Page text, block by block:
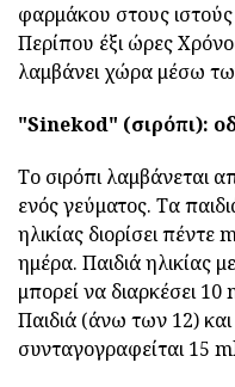
φαρμάκου στους
Περίπου έξι ώρες
λαμβάνει χώρα μέσω
"Sinekod" (σιρόπι):
Το σιρόπι λαμβάνεται
ενός γεύματος. Τα
ηλικίας διορίσει
ημέρα. Παιδιά ηλικίας
μπορεί να διαρκέσει
Παιδιά (άνω των 12)
συνταγογραφείται 15